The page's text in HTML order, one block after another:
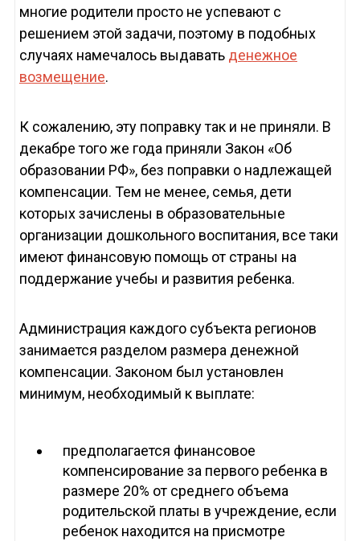
многие родители просто не успевают с
решением этой задачи, поэтому в подобных
случаях намечалось выдавать денежное
возмещение.
К сожалению, эту поправку так и не приняли. В
декабре того же года приняли Закон «Об
образовании РФ», без поправки о надлежащей
компенсации. Тем не менее, семья, дети
которых зачислены в образовательные
организации дошкольного воспитания, все таки
имеют финансовую помощь от страны на
поддержание учебы и развития ребенка.
Администрация каждого субъекта регионов
занимается разделом размера денежной
компенсации. Законом был установлен
минимум, необходимый к выплате:
предполагается финансовое
компенсирование за первого ребенка в
размере 20% от среднего объема
родительской платы в учреждение, если
ребенок находится на присмотре